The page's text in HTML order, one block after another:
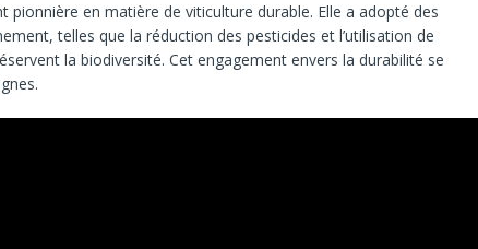
pionnière en matière de viticulture durable. Elle a adopté des
telles que la réduction des pesticides et l’utilisation de
la biodiversité. Cet engagement envers la durabilité se